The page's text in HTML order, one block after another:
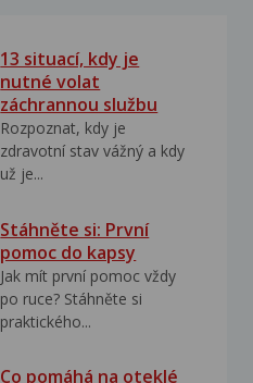
13 situací, kdy je
nutné volat
záchrannou službu
Rozpoznat, kdy je
zdravotní stav vážný a kdy
už je...
Stáhněte si: První
pomoc do kapsy
Jak mít první pomoc vždy
po ruce? Stáhněte si
praktického...
Co pomáhá na oteklé